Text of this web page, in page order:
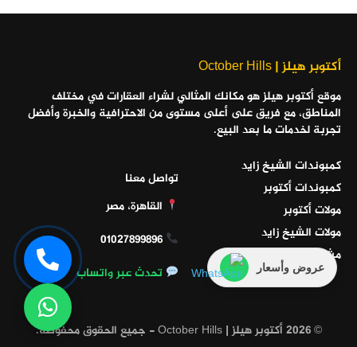
عروض وأسعار
أكتوبر هيلز | October Hills
موقع أكتوبر هيلز هو مكانك المثالي لشراء العقارات في مختلف
المناطق، مع فريق على أعلى مستوى من الاحترافية والخبرة وأفضل
تجربة لخدمات ما بعد البيع.
كمبوندات الشيخ زايد
كمبوندات أكتوبر
مولات أكتوبر
مولات الشيخ زايد
مشاريع الساحل الشمالي
تواصل معنا
القاهرة، مصر
01027899896
تحدث عبر واتساب
© 2026 أكتوبر هيلز | October Hills - جميع الحقوق محفوظة.